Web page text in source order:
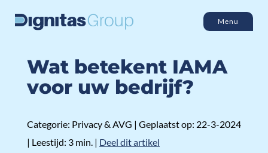
Menu
Wat betekent IAMA
voor uw bedrijf?
Categorie: Privacy & AVG | Geplaatst op: 22-3-2024
| Leestijd: 3 min. | Deel dit artikel